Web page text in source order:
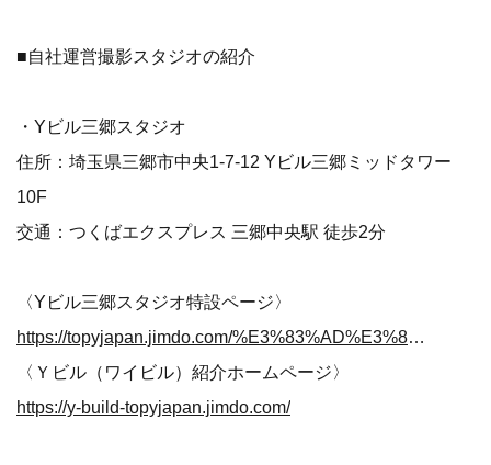
■自社運営撮影スタジオの紹介
・Yビル三郷スタジオ
住所：埼玉県三郷市中央1-7-12 Yビル三郷ミッドタワー
10F
交通：つくばエクスプレス 三郷中央駅 徒歩2分
〈Yビル三郷スタジオ特設ページ〉
https://topyjapan.jimdo.com/%E3%83%AD%E3%82%B1%E3%83%8F%E3%83%B3/%E6%96%99%E9%87%91%E8%A1%A8/
〈Ｙビル（ワイビル）紹介ホームページ〉
https://y-build-topyjapan.jimdo.com/